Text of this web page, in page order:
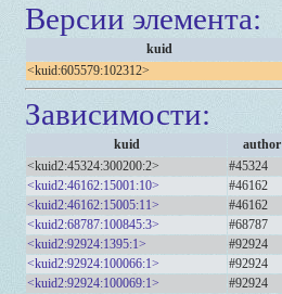
Версии элемента:
kuid
<kuid:605579:102312>
Зависимости:
kuid author
<kuid2:45324:300200:2>
#45324
<kuid2:46162:15001:10>
#46162
<kuid2:46162:15005:11>
#46162
<kuid2:68787:100845:3>
#68787
<kuid2:92924:1395:1>
#92924
<kuid2:92924:100066:1>
#92924
<kuid2:92924:100069:1>
#92924